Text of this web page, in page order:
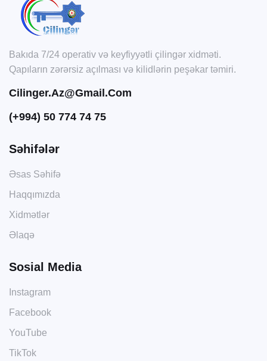
Bakıda 7/24 operativ və keyfiyyətli çilingər xidməti.
Qapıların zərərsiz açılması və kilidlərin peşəkar təmiri.
Cilinger.az@gmail.com
(+994) 50 774 74 75
Səhifələr
Əsas Səhifə
Haqqımızda
Xidmətlər
Əlaqə
Sosial Media
Instagram
Facebook
YouTube
TikTok